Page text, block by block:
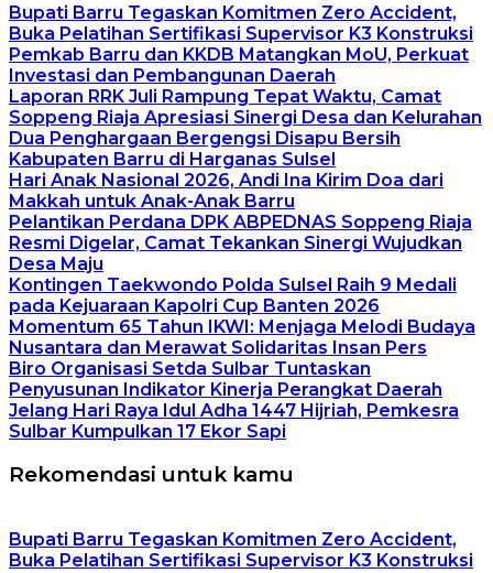
Bupati Barru Tegaskan Komitmen Zero Accident,
Buka Pelatihan Sertifikasi Supervisor K3 Konstruksi
Pemkab Barru dan KKDB Matangkan MoU, Perkuat
Investasi dan Pembangunan Daerah
Laporan RRK Juli Rampung Tepat Waktu, Camat
Soppeng Riaja Apresiasi Sinergi Desa dan Kelurahan
Dua Penghargaan Bergengsi Disapu Bersih
Kabupaten Barru di Harganas Sulsel
Hari Anak Nasional 2026, Andi Ina Kirim Doa dari
Makkah untuk Anak-Anak Barru
Pelantikan Perdana DPK ABPEDNAS Soppeng Riaja
Resmi Digelar, Camat Tekankan Sinergi Wujudkan
Desa Maju
Kontingen Taekwondo Polda Sulsel Raih 9 Medali
pada Kejuaraan Kapolri Cup Banten 2026
Momentum 65 Tahun IKWI: Menjaga Melodi Budaya
Nusantara dan Merawat Solidaritas Insan Pers
Biro Organisasi Setda Sulbar Tuntaskan
Penyusunan Indikator Kinerja Perangkat Daerah
Jelang Hari Raya Idul Adha 1447 Hijriah, Pemkesra
Sulbar Kumpulkan 17 Ekor Sapi
Rekomendasi untuk kamu
Bupati Barru Tegaskan Komitmen Zero Accident,
Buka Pelatihan Sertifikasi Supervisor K3 Konstruksi